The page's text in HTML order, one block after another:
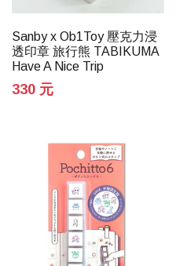
Sanby x Ob1Toy 壓克力浸
透印章 旅行熊 TABIKUMA
Have A Nice Trip
330 元